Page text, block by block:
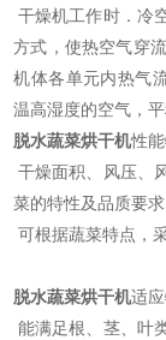
干燥机工作时．冷
方式，使热空气穿
机体各单元内热气
温高湿度的空气，
脱水蔬菜烘干机性能
干燥面积、风压、
菜的特性及品质要求
可根据蔬菜特点，
脱水蔬菜烘干机适应
能满足根、茎、叶